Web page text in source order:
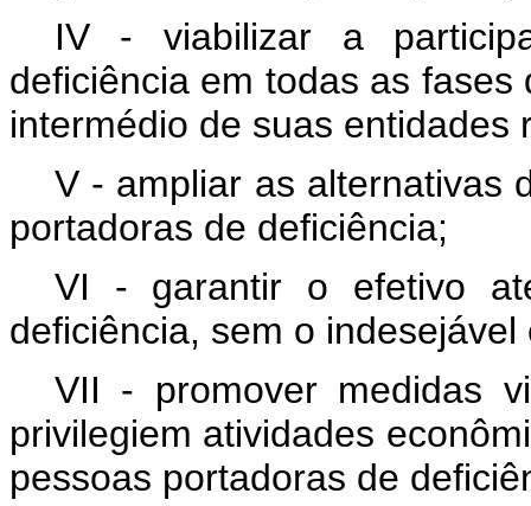
IV - viabilizar a
deficiência em todas as
intermédio de suas entidades
V - ampliar as alternativas
portadoras de deficiência;
VI - garantir o efetivo
deficiência, sem o
VII - promover medidas
privilegiem atividades
pessoas portadoras de